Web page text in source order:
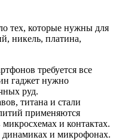
тех, которые нужны для
никель, платина,
требуется все
гаджет нужно
руд.
титана и стали
применяются
и контактах.
динамиках и микрофонах.